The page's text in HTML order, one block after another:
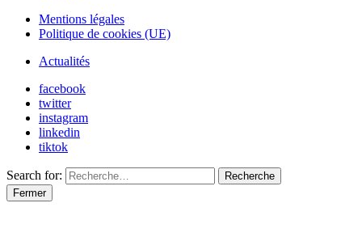
Mentions légales
Politique de cookies (UE)
Actualités
facebook
twitter
instagram
linkedin
tiktok
Search for:
Recherche
Fermer